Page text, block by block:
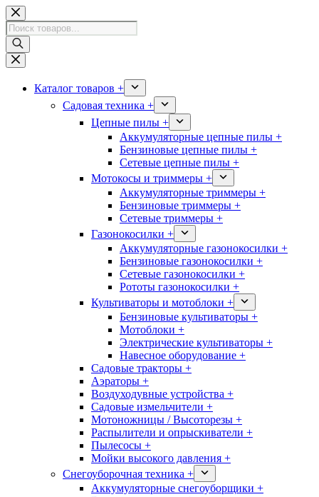
Перейти
к
сути
Поиск
товаров
Каталог товаров +
Садовая техника +
Цепные пилы +
Аккумуляторные цепные пилы +
Бензиновые цепные пилы +
Сетевые цепные пилы +
Мотокосы и триммеры +
Аккумуляторные триммеры +
Бензиновые триммеры +
Сетевые триммеры +
Газонокосилки +
Аккумуляторные газонокосилки +
Бензиновые газонокосилки +
Сетевые газонокосилки +
Рототы газонокосилки +
Культиваторы и мотоблоки +
Бензиновые культиваторы +
Мотоблоки +
Электрические культиваторы +
Навесное оборудование +
Садовые тракторы +
Аэраторы +
Воздуходувные устройства +
Садовые измельчители +
Мотоножницы / Высоторезы +
Распылители и опрыскиватели +
Пылесосы +
Мойки высокого давления +
Снегоуборочная техника +
Аккумуляторные снегоуборщики +